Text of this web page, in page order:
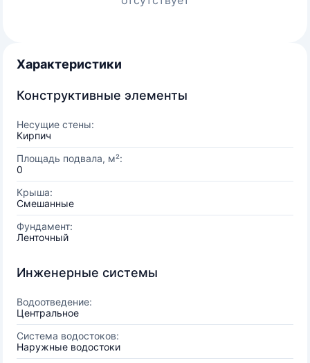
Характеристики
Конструктивные элементы
Несущие стены:
Кирпич
Площадь подвала, м²:
0
Крыша:
Смешанные
Фундамент:
Ленточный
Инженерные системы
Водоотведение:
Центральное
Система водостоков:
Наружные водостоки